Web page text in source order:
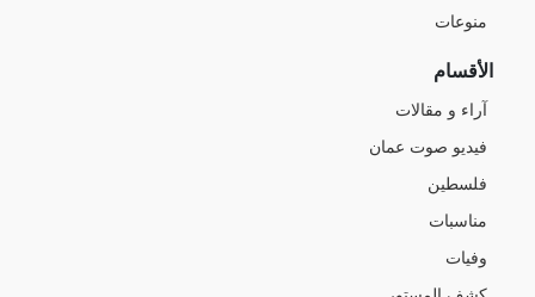
منوعات
الأقسام
آراء و مقالات
فيديو صوت عمان
فلسطين
مناسبات
وفيات